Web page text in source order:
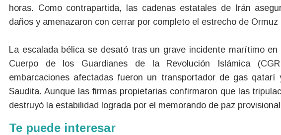
horas. Como contrapartida, las cadenas estatales de Irán
daños y amenazaron con cerrar por completo el estrecho de
La escalada bélica se desató tras un grave incidente marítimo
Cuerpo de los Guardianes de la Revolución Islámica
embarcaciones afectadas fueron un transportador de gas
Saudita. Aunque las firmas propietarias confirmaron que las
destruyó la estabilidad lograda por el memorando de paz
Te puede interesar